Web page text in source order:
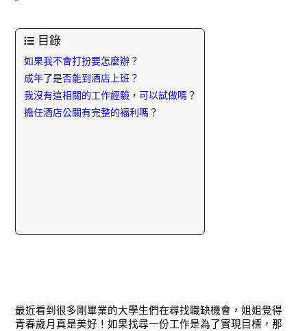
目錄
如果我不會打扮要怎麼辦？
成年了是否能到酒店上班？
我沒有這相關的工作經驗，可以試做嗎？
擔任酒店公關有完整的福利嗎？
最近看到很多剛畢業的大學生們在尋找職缺機會，姐姐覺得
青春歲月真是美好！如果找尋一份工作是為了實現目標，那